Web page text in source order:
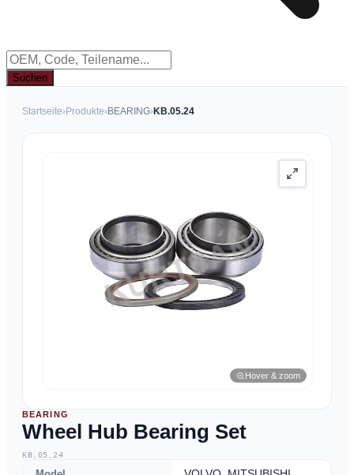
Suchen
Startseite›Produkte›BEARING›KB.05.24
Hover & zoom
BEARING
Wheel Hub Bearing Set
KB.05.24